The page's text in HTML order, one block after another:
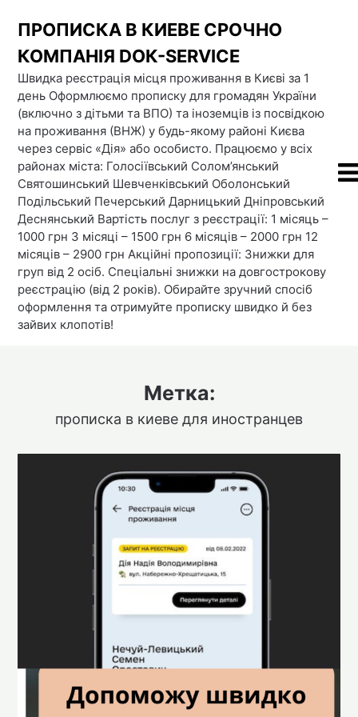
content
ПРОПИСКА В КИЕВЕ СРОЧНО
КОМПАНІЯ DOК-SERVICE
Швидка реєстрація місця проживання в Києві за 1
день Оформлюємо прописку для громадян України
(включно з дітьми та ВПО) та іноземців із посвідкою
на проживання (ВНЖ) у будь-якому районі Києва
через сервіс «Дія» або особисто. Працюємо у всіх
районах міста: Голосіївський Солом’янський
Святошинський Шевченківський Оболонський
Подільський Печерський Дарницький Дніпровський
Деснянський Вартість послуг з реєстрації: 1 місяць –
1000 грн 3 місяці – 1500 грн 6 місяців – 2000 грн 12
місяців – 2900 грн Акційні пропозиції: Знижки для
груп від 2 осіб. Спеціальні знижки на довгострокову
реєстрацію (від 2 років). Обирайте зручний спосіб
оформлення та отримуйте прописку швидко й без
зайвих клопотів!
Метка:
прописка в киеве для иностранцев